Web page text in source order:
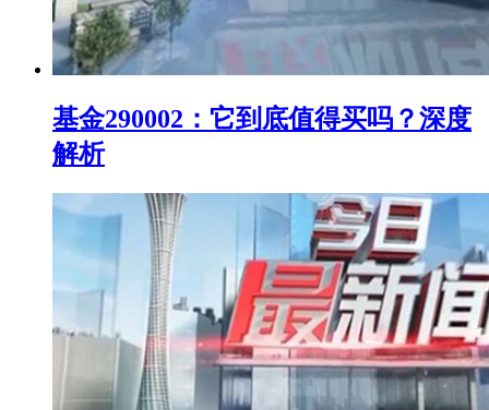
基金290002：它到底值得买吗？深度
解析